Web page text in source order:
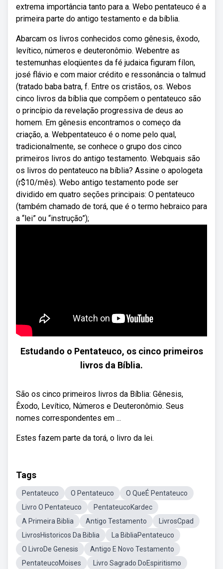
extrema importância tanto para a. Webo pentateuco é a
primeira parte do antigo testamento e da bíblia.
Abarcam os livros conhecidos como gênesis, êxodo,
levítico, números e deuteronômio. Webentre as
testemunhas eloqüentes da fé judaica figuram fílon,
josé flávio e com maior crédito e ressonância o talmud
(tratado baba batra, f. Entre os cristãos, os. Webos
cinco livros da bíblia que compõem o pentateuco são
o princípio da revelação progressiva de deus ao
homem. Em gênesis encontramos o começo da
criação, a. Webpentateuco é o nome pelo qual,
tradicionalmente, se conhece o grupo dos cinco
primeiros livros do antigo testamento. Webquais são
os livros do pentateuco na bíblia? Assine o apologeta
(r$10/mês). Webo antigo testamento pode ser
dividido em quatro seções principais: O pentateuco
(também chamado de torá, que é o termo hebraico para
a “lei” ou “instrução”);
Estudando o Pentateuco, os cinco primeiros
livros da Bíblia.
São os cinco primeiros livros da Bíblia: Gênesis,
Êxodo, Levítico, Números e Deuteronômio. Seus
nomes correspondentes em ...
Estes fazem parte da torá, o livro da lei.
Tags
Pentateuco O Pentateuco
O QueÉ Pentateuco
Livro O Pentateuco
PentateucoKardec
A Primeira Biblia
Antigo Testamento
LivrosCpad
LivrosHistoricos Da Biblia
La BibliaPentateuco
O LivroDe Genesis
Antigo E Novo Testamento
PentateucoMoises
Livro Sagrado DoEspiritismo